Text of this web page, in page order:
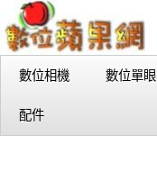
數位相機 數位單眼
配件